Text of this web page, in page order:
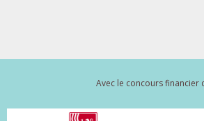
Avec le concours financier